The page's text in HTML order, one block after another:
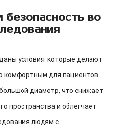
во
условия, которые делают
комфортным для пациентов.
диаметр, что снижает
пространства и облегчает
людям с